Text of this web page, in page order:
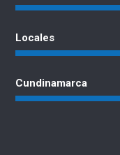
Locales
Cundinamarca